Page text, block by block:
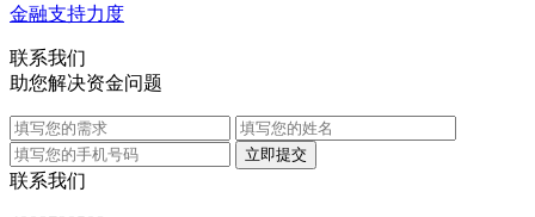
金融支持力度
联系我们
助您解决资金问题
立即提交
联系我们